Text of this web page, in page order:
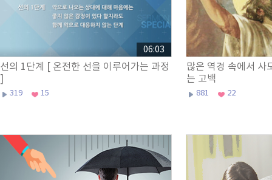
선의 1단계 [ 온전한 선을 이루어가는 과정
]
319 15
06:03
많은 역경 속에서 사
는 고백
881 22